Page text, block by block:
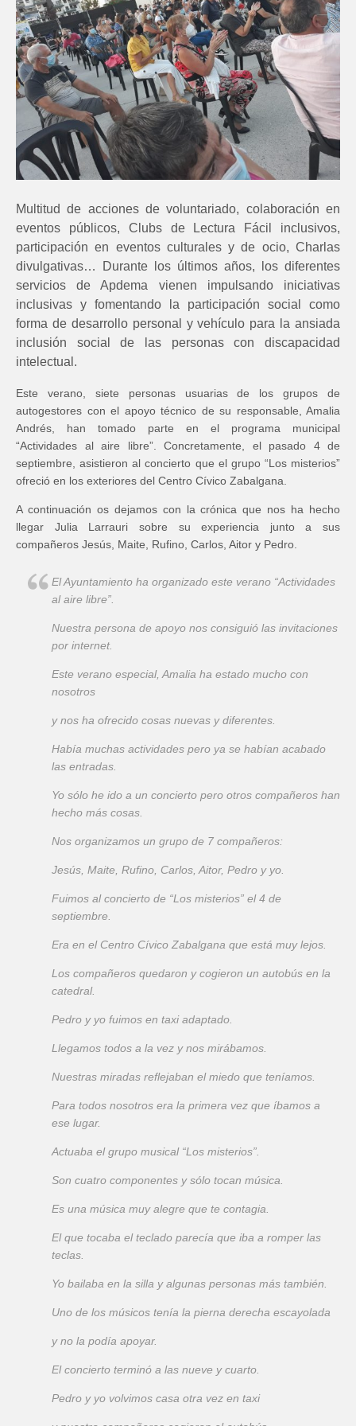
Multitud de acciones de voluntariado, colaboración en
eventos públicos, Clubs de Lectura Fácil inclusivos,
participación en eventos culturales y de ocio, Charlas
divulgativas… Durante los últimos años, los diferentes
servicios de Apdema vienen impulsando iniciativas
inclusivas y fomentando la participación social como
forma de desarrollo personal y vehículo para la ansiada
inclusión social de las personas con discapacidad
intelectual.
Este verano, siete personas usuarias de los grupos de
autogestores con el apoyo técnico de su responsable, Amalia
Andrés, han tomado parte en el programa municipal
“Actividades al aire libre”. Concretamente, el pasado 4 de
septiembre, asistieron al concierto que el grupo “Los misterios”
ofreció en los exteriores del Centro Cívico Zabalgana.
A continuación os dejamos con la crónica que nos ha hecho
llegar Julia Larrauri sobre su experiencia junto a sus
compañeros Jesús, Maite, Rufino, Carlos, Aitor y Pedro.
El Ayuntamiento ha organizado este verano “Actividades
al aire libre”.
Nuestra persona de apoyo nos consiguió las invitaciones
por internet.
Este verano especial, Amalia ha estado mucho con
nosotros
y nos ha ofrecido cosas nuevas y diferentes.
Había muchas actividades pero ya se habían acabado
las entradas.
Yo sólo he ido a un concierto pero otros compañeros han
hecho más cosas.
Nos organizamos un grupo de 7 compañeros:
Jesús, Maite, Rufino, Carlos, Aitor, Pedro y yo.
Fuimos al concierto de “Los misterios” el 4 de
septiembre.
Era en el Centro Cívico Zabalgana que está muy lejos.
Los compañeros quedaron y cogieron un autobús en la
catedral.
Pedro y yo fuimos en taxi adaptado.
Llegamos todos a la vez y nos mirábamos.
Nuestras miradas reflejaban el miedo que teníamos.
Para todos nosotros era la primera vez que íbamos a
ese lugar.
Actuaba el grupo musical “Los misterios”.
Son cuatro componentes y sólo tocan música.
Es una música muy alegre que te contagia.
El que tocaba el teclado parecía que iba a romper las
teclas.
Yo bailaba en la silla y algunas personas más también.
Uno de los músicos tenía la pierna derecha escayolada
y no la podía apoyar.
El concierto terminó a las nueve y cuarto.
Pedro y yo volvimos casa otra vez en taxi